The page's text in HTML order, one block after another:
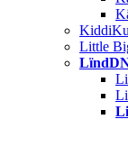
Little